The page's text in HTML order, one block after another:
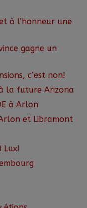
à l’honneur une
gagne un
c’est non!
la future Arizona
à Arlon
et Libramont
Lux!